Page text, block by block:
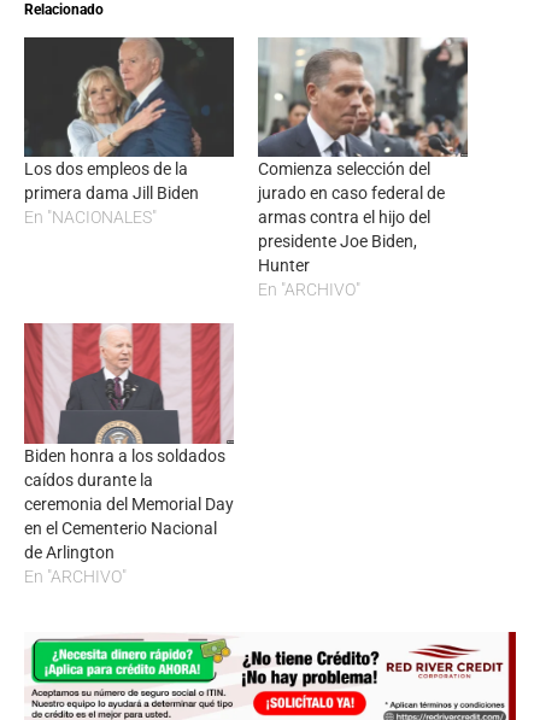
Relacionado
Los dos empleos de la
primera dama Jill Biden
En "NACIONALES"
Comienza selección del
jurado en caso federal de
armas contra el hijo del
presidente Joe Biden,
Hunter
En "ARCHIVO"
Biden honra a los soldados
caídos durante la
ceremonia del Memorial Day
en el Cementerio Nacional
de Arlington
En "ARCHIVO"